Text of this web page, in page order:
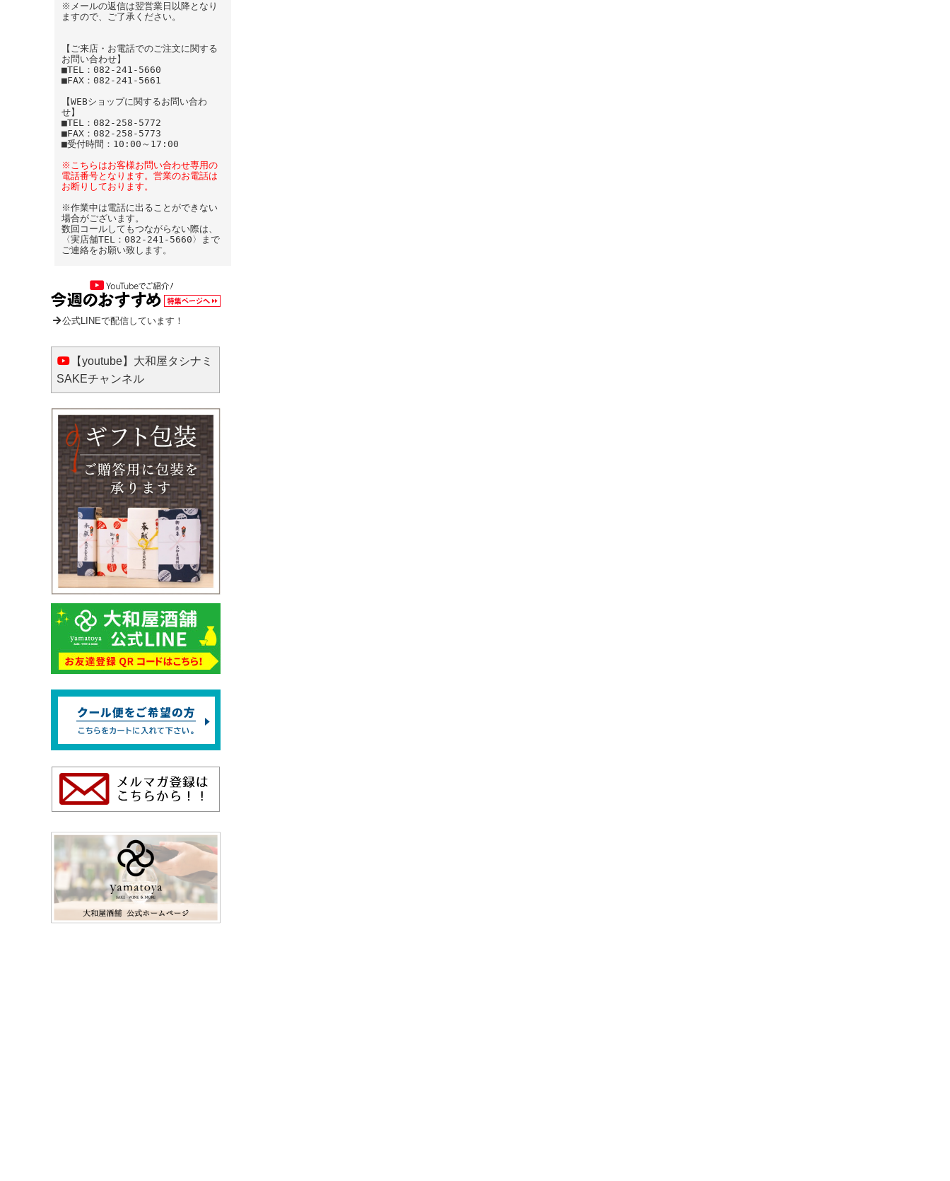
※メールの返信は翌営業日以降となり
ますので、ご了承ください。
【ご来店・お電話でのご注文に関する
お問い合わせ】
■TEL：082-241-5660
■FAX：082-241-5661
【WEBショップに関するお問い合わ
せ】
■TEL：082-258-5772
■FAX：082-258-5773
■受付時間：10:00～17:00
※こちらはお客様お問い合わせ専用の
電話番号となります。営業のお電話は
お断りしております。
※作業中は電話に出ることができない
場合がございます。
数回コールしてもつながらない際は、
〈実店舗TEL：082-241-5660〉まで
ご連絡をお願い致します。
公式LINEで配信しています！
【youtube】大和屋タシナミ
SAKEチャンネル